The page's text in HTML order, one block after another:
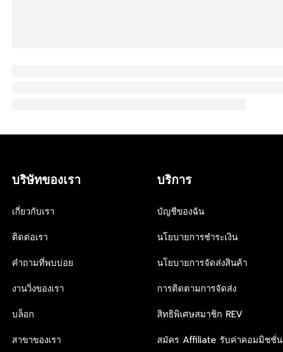
บริษัทของเรา
เกี่ยวกับเรา
ติดต่อเรา
คำถามที่พบบ่อย
งานวิ่งของเรา
บล็อก
สาขาของเรา
บริการ
บัญชีของฉัน
นโยบายการชำระเงิน
นโยบายการจัดส่งสินค้า
การติดตามการจัดส่ง
สิทธิพิเศษสมาชิก REV
สมัคร Affiliate รับค่าคอมมิชชั่น